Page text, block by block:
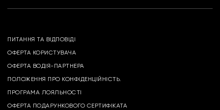
ПИТАННЯ ТА ВІДПОВІДІ
ОФЕРТА КОРИСТУВАЧА
ОФЕРТА ВОДІЯ-ПАРТНЕРА
ПОЛОЖЕННЯ ПРО КОНФІДЕНЦІЙНІСТЬ.
ПРОГРАМА ЛОЯЛЬНОСТІ
ОФЕРТА ПОДАРУНКОВОГО СЕРТИФІКАТА